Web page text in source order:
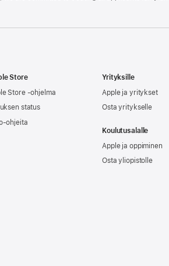
Store
Store -ohjelma
status
ohjeita
Yrityksille
Apple ja yritykset
Osta yritykselle
Koulutusalalle
Apple ja oppiminen
Osta yliopistolle